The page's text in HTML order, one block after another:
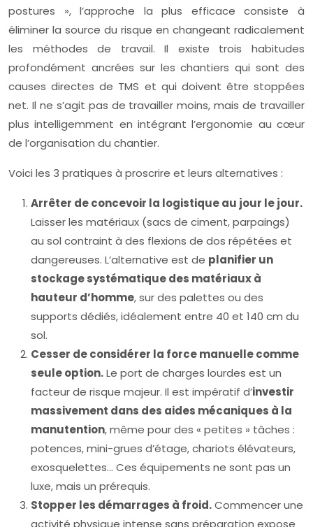
postures », l’approche la plus efficace consiste à
éliminer la source du risque en changeant radicalement
les méthodes de travail. Il existe trois habitudes
profondément ancrées sur les chantiers qui sont des
causes directes de TMS et qui doivent être stoppées
net. Il ne s’agit pas de travailler moins, mais de travailler
plus intelligemment en intégrant l’ergonomie au cœur
de l’organisation du chantier.
Voici les 3 pratiques à proscrire et leurs alternatives :
Arrêter de concevoir la logistique au jour le jour.
Laisser les matériaux (sacs de ciment, parpaings)
au sol contraint à des flexions de dos répétées et
dangereuses. L’alternative est de planifier un
stockage systématique des matériaux à
hauteur d’homme, sur des palettes ou des
supports dédiés, idéalement entre 40 et 140 cm du
sol.
Cesser de considérer la force manuelle comme
seule option.Le port de charges lourdes est un
facteur de risque majeur. Il est impératif d’investir
massivement dans des aides mécaniques à la
manutention, même pour des « petites » tâches :
potences, mini-grues d’étage, chariots élévateurs,
exosquelettes… Ces équipements ne sont pas un
luxe, mais un prérequis.
Stopper les démarrages à froid.Commencer une
activité physique intense sans préparation expose